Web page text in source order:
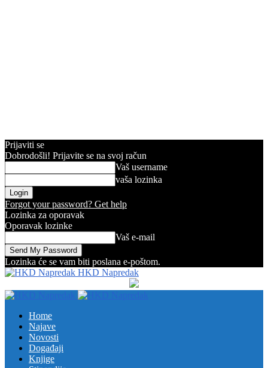
Prijaviti se
Dobrodošli! Prijavite se na svoj račun
Vaš username
vaša lozinka
Forgot your password? Get help
Lozinka za oporavak
Oporavak lozinke
Vaš e-mail
Lozinka će se vam biti poslana e-poštom.
HKD Napredak
Home
Najave
Novosti
Događaji
Knjige